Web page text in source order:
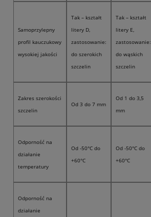
Samoprzylepny
profil kauczukowy
wysokiej jakości
Tak – kształt
litery D,
zastosowanie:
do szerokich
szczelin
Tak – kształt
litery E,
zastosowanie:
do wąskich
szczelin
Zakres szerokości
szczelin
Od 3 do 7 mm
Od 1 do 3,5
mm
Odporność na
działanie
temperatury
Od -50°C do
+60°C
Od -50°C do
+60°C
Odporność na
działanie